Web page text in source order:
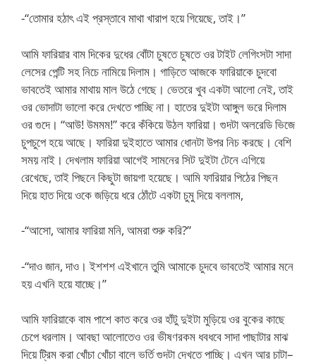
-“তোমার হঠাৎ এই প্রস্তাবে মাথা খারাপ হয়ে গিয়েছে, তাই।”
আমি ফারিয়ার বাম দিকের দুধের বোঁটা চুষতে চুষতে ওর টাইট লেগিংসটা সাদা
লেসের পেন্টি সহ নিচে নামিয়ে দিলাম। গাড়িতে আজকে ফারিয়াকে চুদবো
ভাবতেই আমার মাথায় মাল উঠে গেছে। ভেতরে খুব একটা আলো নেই, তাই
ওর ভোদাটা ভালো করে দেখতে পাচ্ছি না। হাতের দুইটা আঙ্গুল ভরে দিলাম
ওর গুদে। “আউ! উমমম!” করে কঁকিয়ে উঠল ফারিয়া। গুদটা অলরেডি ভিজে
চুপচুপে হয়ে আছে। ফারিয়া দুইহাতে আমার ধোনটা উপর নিচ করছে। বেশি
সময় নাই। দেখলাম ফারিয়া আগেই সামনের সিট দুইটা টেনে এগিয়ে
রেখেছে, তাই পিছনে কিছুটা জায়গা হয়েছে। আমি ফারিয়ার পিঠের পিছন
দিয়ে হাত দিয়ে ওকে জড়িয়ে ধরে ঠোঁটে একটা চুমু দিয়ে বললাম,
-“আসো, আমার ফারিয়া মনি, আমরা শুরু করি?”
-“দাও জান, দাও। ইশশশ এইখানে তুমি আমাকে চুদবে ভাবতেই আমার মনে
হয় এখনি হয়ে যাচ্ছে।”
আমি ফারিয়াকে বাম পাশে কাত করে ওর হাঁটু দুইটা মুড়িয়ে ওর বুকের কাছে
চেপে ধরলাম। আবছা আলোতেও ওর ভীষণরকম ধবধবে সাদা পাছাটার মাঝ
দিয়ে ট্রিম করা খোঁচা খোঁচা বালে ভর্তি গুদটা দেখতে পাচ্ছি। এখন আর চাটা–